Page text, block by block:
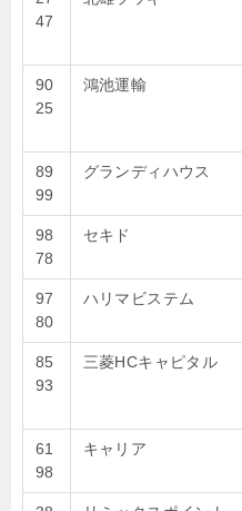
47
90
25
鴻池運輸
89
99
グランディハウス
98
78
セキド
97
80
ハリマビステム
85
93
三菱HCキャピタル
61
98
キャリア